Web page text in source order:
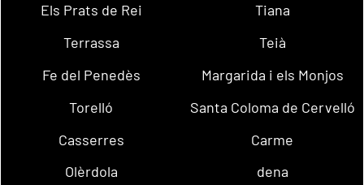
Els Prats de Rei
Tiana
Terrassa
Teià
Fe del Penedès
Margarida i els Monjos
Torelló
Santa Coloma de Cervelló
Casserres
Carme
Olèrdola
dena